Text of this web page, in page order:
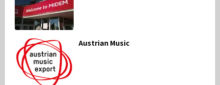
Michal ROSA Rosicki
音楽プロデューサ
ポーランド
Austrian Music